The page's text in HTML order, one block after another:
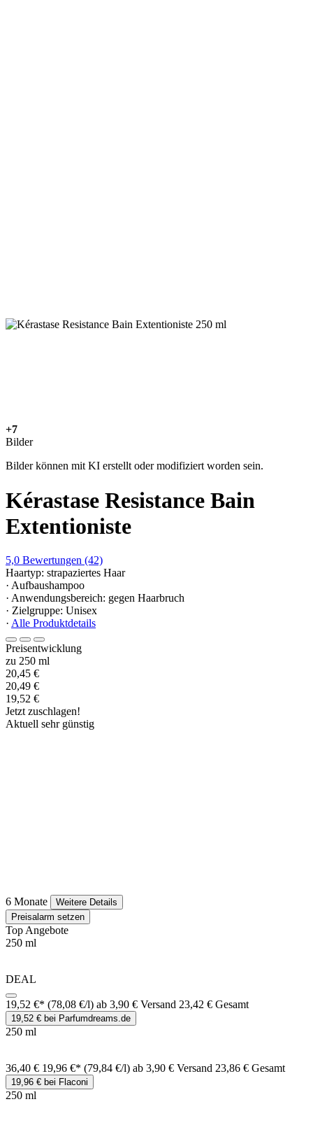
+7
Bilder
Bilder können mit KI erstellt oder modifiziert worden sein.
Kérastase Resistance Bain
Extentioniste
5,0 Bewertungen (42)
Haartyp: strapaziertes Haar
· Aufbaushampoo
· Anwendungsbereich: gegen Haarbruch
· Zielgruppe: Unisex
· Alle Produktdetails
Preisentwicklung
zu 250 ml
20,45 €
20,49 €
19,52 €
Jetzt zuschlagen!
Aktuell sehr günstig
6 Monate
Weitere Details
Preisalarm setzen
Top Angebote
250 ml
DEAL
19,52 €* (78,08 €/l) ab 3,90 € Versand 23,42 € Gesamt
19,52 € bei Parfumdreams.de
250 ml
36,40 € 19,96 €* (79,84 €/l) ab 3,90 € Versand 23,86 € Gesamt
19,96 € bei Flaconi
250 ml